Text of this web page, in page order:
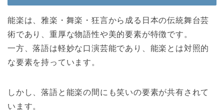
能楽は、雅楽・舞楽・狂言から成る日本の伝統舞台芸
術であり、重厚な物語性や美的要素が特徴です。
一方、落語は軽妙な口演芸能であり、能楽とは対照的
な要素を持っています。
しかし、落語と能楽の間にも笑いの要素が共有されて
います。